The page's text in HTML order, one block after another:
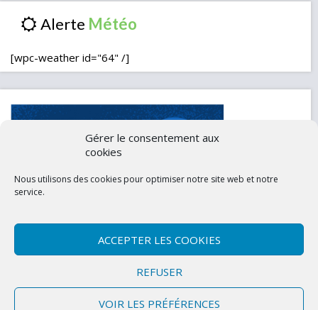
Gérer le consentement aux
cookies
Nous utilisons des cookies pour optimiser notre site web et notre
service.
ACCEPTER LES COOKIES
REFUSER
VOIR LES PRÉFÉRENCES
Alerte
[wpc-weather id="64" /]
Politique de confidentialité (UE)